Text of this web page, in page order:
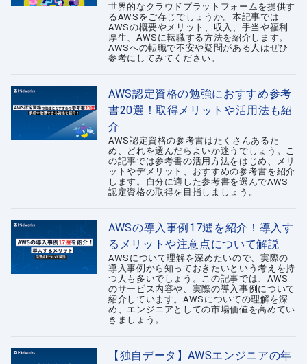
世界的なクラウドプラットフォームを提供す
るAWSをご存じでしょうか。本記事では
AWSの概要やメリット、収入、手当や福利
厚生、AWSに転職する方法を紹介します。
AWSへの転職で不安や疑問がある人はぜひ
参考にしてみてください。
AWS認定資格の勉強におすすめ参考
書20選！取得メリットや活用法も紹
介
AWS認定資格の参考書はたくさんあるた
め、どれを選んだらよいか迷うでしょう。こ
の記事では参考書の活用方法をはじめ、メリ
ットやデメリット、おすすめの参考書を紹介
します。自分に適した参考書を選んでAWS
認定資格の取得を目指しましょう。
AWSの導入事例17選を紹介！導入す
るメリットや注意点について解説
AWSについて理解を深めたいので、実際の
導入事例から知っておきたいという考えを持
つ人も多いでしょう。この記事では、AWS
のサービス内容や、実際の導入事例について
紹介しています。AWSについての理解を深
め、エンジニアとしての市場価値を高めてい
きましょう。
【独自データ】AWSエンジニアの年